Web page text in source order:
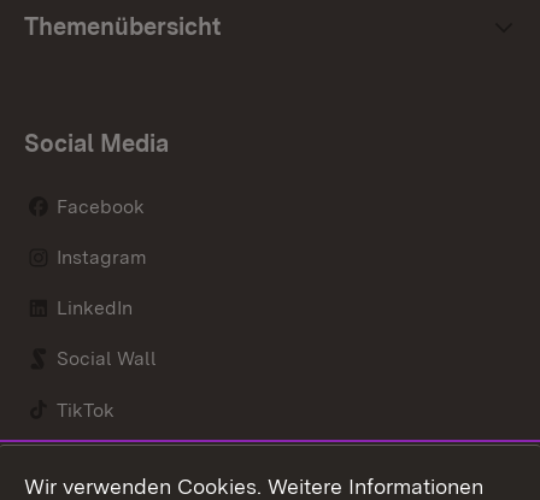
Themenübersicht
Social Media
Facebook
Instagram
LinkedIn
Social Wall
TikTok
Wir verwenden Cookies. Weitere Informationen